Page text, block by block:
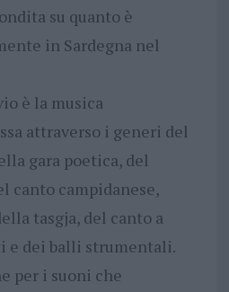
su quanto è
in Sardegna nel
è la musica
attraverso i generi del
gara poetica, del
canto campidanese,
tasgja, del canto a
e dei balli strumentali.
per i suoni che